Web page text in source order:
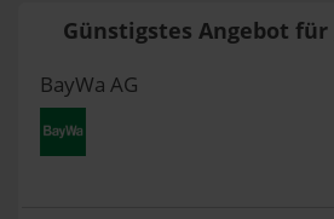
Günstigstes Angebot für
BayWa AG